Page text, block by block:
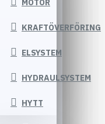
MOTOR
KRAFTÖVERFÖRING
ELSYSTEM
HYDRAULSYSTEM
HYTT